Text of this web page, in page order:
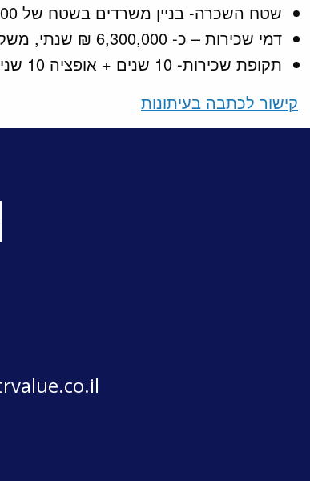
שטח השכרה- בניין משרדים בשטח של 11,000 מ"ר
דמי שכירות – כ- 6,300,000 ₪ שנתי, משקף כ- 48 ₪ למ"ר.
תקופת שכירות- 10 שנים + אופציה 10 שנים נוספות.
קישור לכתבה בעיתונות